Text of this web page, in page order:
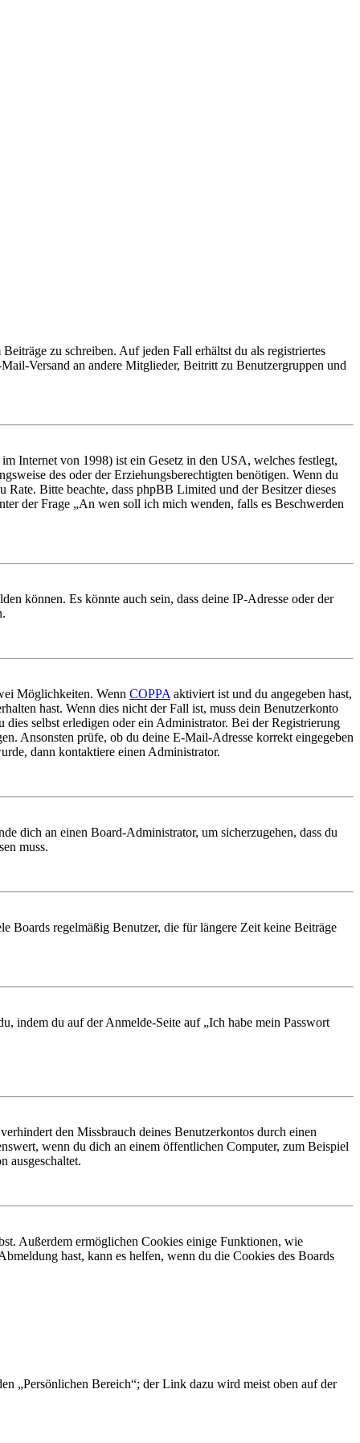
zu schreiben. Auf jeden Fall erhältst du als registriertes
Versand an andere Mitglieder, Beitritt zu Benutzergruppen und
Internet von 1998) ist ein Gesetz in den USA, welches festlegt,
des oder der Erziehungsberechtigten benötigen. Wenn du
Bitte beachte, dass phpBB Limited und der Besitzer dieses
der Frage „An wen soll ich mich wenden, falls es Beschwerden
können. Es könnte auch sein, dass deine IP-Adresse oder der
Möglichkeiten. Wenn COPPA aktiviert ist und du angegeben hast,
hast. Wenn dies nicht der Fall ist, muss dein Benutzerkonto
selbst erledigen oder ein Administrator. Bei der Registrierung
Ansonsten prüfe, ob du deine E-Mail-Adresse korrekt eingegeben
dann kontaktiere einen Administrator.
dich an einen Board-Administrator, um sicherzugehen, dass du
muss.
Boards regelmäßig Benutzer, die für längere Zeit keine Beiträge
indem du auf der Anmelde-Seite auf „Ich habe mein Passwort
den Missbrauch deines Benutzerkontos durch einen
wenn du dich an einem öffentlichen Computer, zum Beispiel
ausgeschaltet.
Außerdem ermöglichen Cookies einige Funktionen, wie
hast, kann es helfen, wenn du die Cookies des Boards
„Persönlichen Bereich“; der Link dazu wird meist oben auf der